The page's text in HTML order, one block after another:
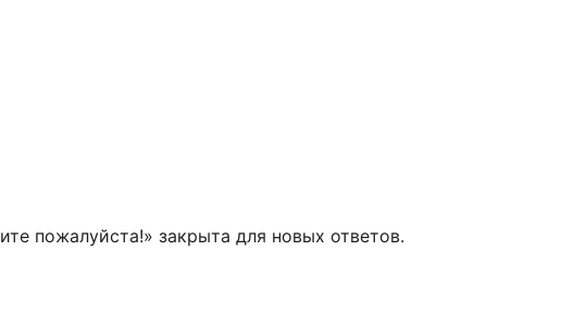
пожалуйста!» закрыта для новых ответов.